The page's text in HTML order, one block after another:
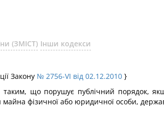
(ЗМІСТ) Інши кодекси
Закону № 2756-VI від 02.12.2010 }
таким, що порушує публічний порядок,
фізичної або юридичної особи,